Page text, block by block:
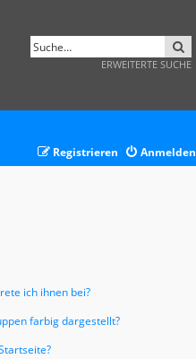
ERWEITERTE SUCHE
Anmelden
Registrieren
ich ihnen bei?
farbig dargestellt?